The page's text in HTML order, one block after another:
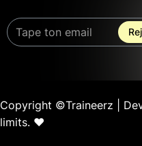
Copyright ©Traineerz |
limits. ❤